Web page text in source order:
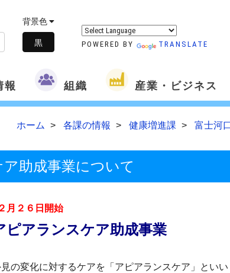
背景色
POWERED BY TRANSLATE
報 組織 産業・ビジネス
ホーム 各課の情報 健康増進課 富士河
助成事業について
月２６日開始
ピアランスケア助成事業
の変化に対するケアを「アピアランスケア」とい